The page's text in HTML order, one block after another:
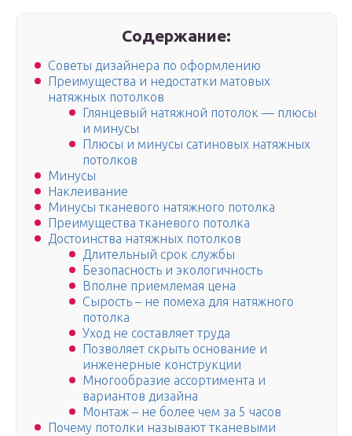
Содержание:
Советы дизайнера по оформлению
Преимущества и недостатки матовых
натяжных потолков
Глянцевый натяжной потолок — плюсы
и минусы
Плюсы и минусы сатиновых натяжных
потолков
Минусы
Наклеивание
Минусы тканевого натяжного потолка
Преимущества тканевого потолка
Достоинства натяжных потолков
Длительный срок службы
Безопасность и экологичность
Вполне приемлемая цена
Сырость – не помеха для натяжного
потолка
Уход не составляет труда
Позволяет скрыть основание и
инженерные конструкции
Многообразие ассортимента и
вариантов дизайна
Монтаж – не более чем за 5 часов
Почему потолки называют тканевыми